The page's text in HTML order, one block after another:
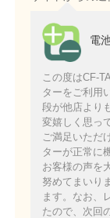
電
この度はCF-
ターをご利用
段が他店より
変嬉しく思っ
ご満足いただ
ターが正常に
お客様の声を
努めてまいり
ます。なお、
たので、次回